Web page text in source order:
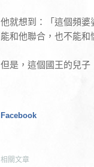
他就想到：「這個頻
能和他聯合，也不能
但是，這個國王的兒子
Facebook
相關文章